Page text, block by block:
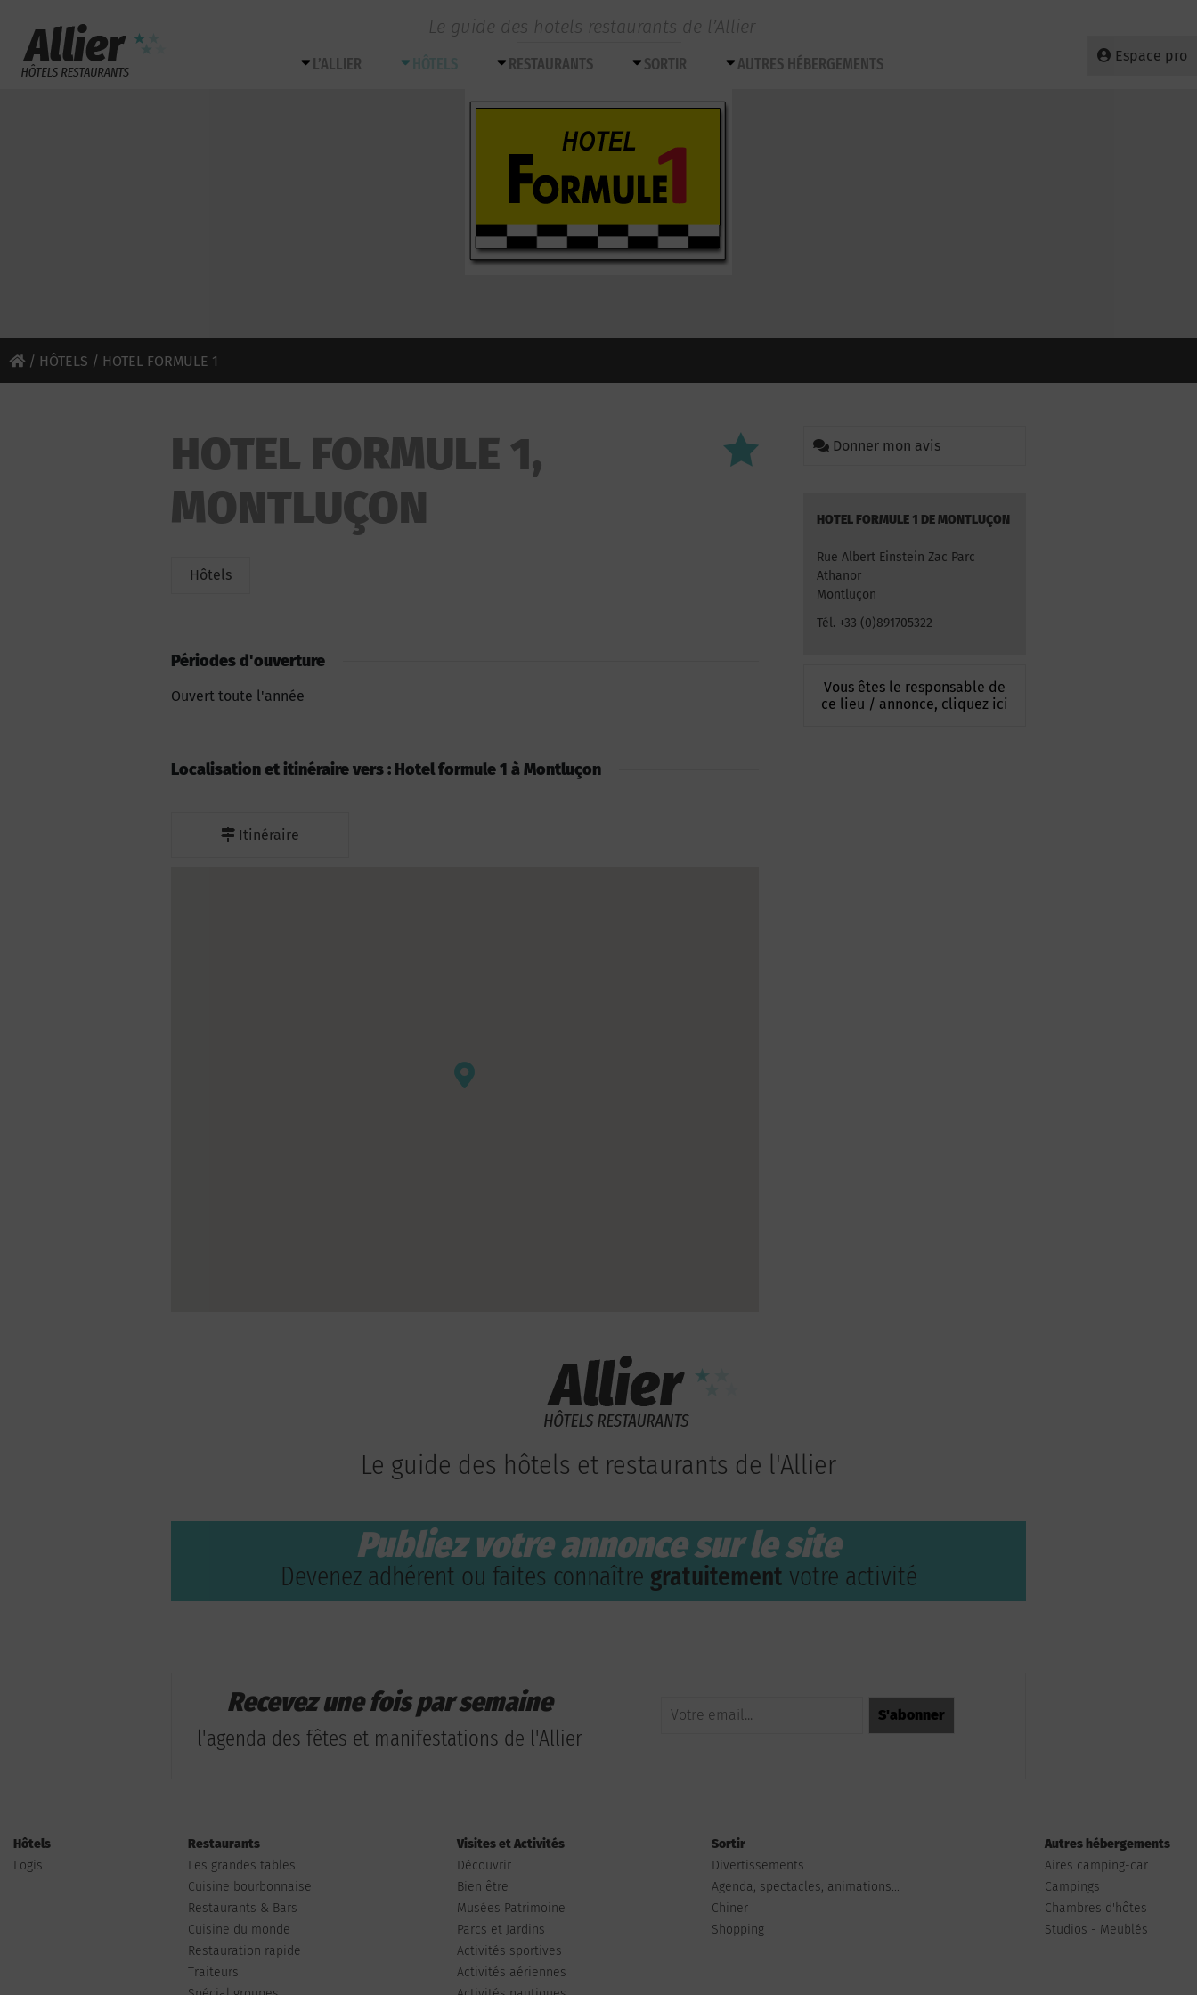
Le guide des hotels restaurants de l’Allier
Espace pro
L’ALLIER RESTAURANTS SORTIR AUTRES HÉBERGEMENTS
/ HÔTELS / HOTEL FORMULE 1
HOTEL FORMULE 1,
MONTLUÇON
Hôtels
Donner mon avis
HOTEL FORMULE 1 DE MONTLUÇON
Rue Albert Einstein Zac Parc
Athanor
Montluçon
Tél. +33 (0)891705322
Vous êtes le responsable de
ce lieu / annonce, cliquez ici
Périodes d'ouverture
Ouvert toute l'année
Localisation et itinéraire vers : Hotel formule 1 à Montluçon
Itinéraire
Le guide des hôtels et restaurants de l'Allier
Publiez votre annonce sur le site
Devenez adhérent ou faites connaître gratuitement votre activité
Recevez une fois par semaine
l'agenda des fêtes et manifestations de l'Allier
Hôtels
Logis
Restaurants
Les grandes tables
Cuisine bourbonnaise
Restaurants & Bars
Cuisine du monde
Restauration rapide
Traiteurs
Visites et Activités
Découvrir
Bien être
Musées Patrimoine
Parcs et Jardins
Activités sportives
Activités aériennes
Sortir
Divertissements
Agenda, spectacles, animations...
Chiner
Shopping
Autres hébergements
Aires camping-car
Campings
Chambres d'hôtes
Studios - Meublés